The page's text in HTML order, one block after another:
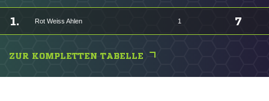
1. Rot Weiss Ahlen 1 7
ZUR KOMPLETTEN TABELLE